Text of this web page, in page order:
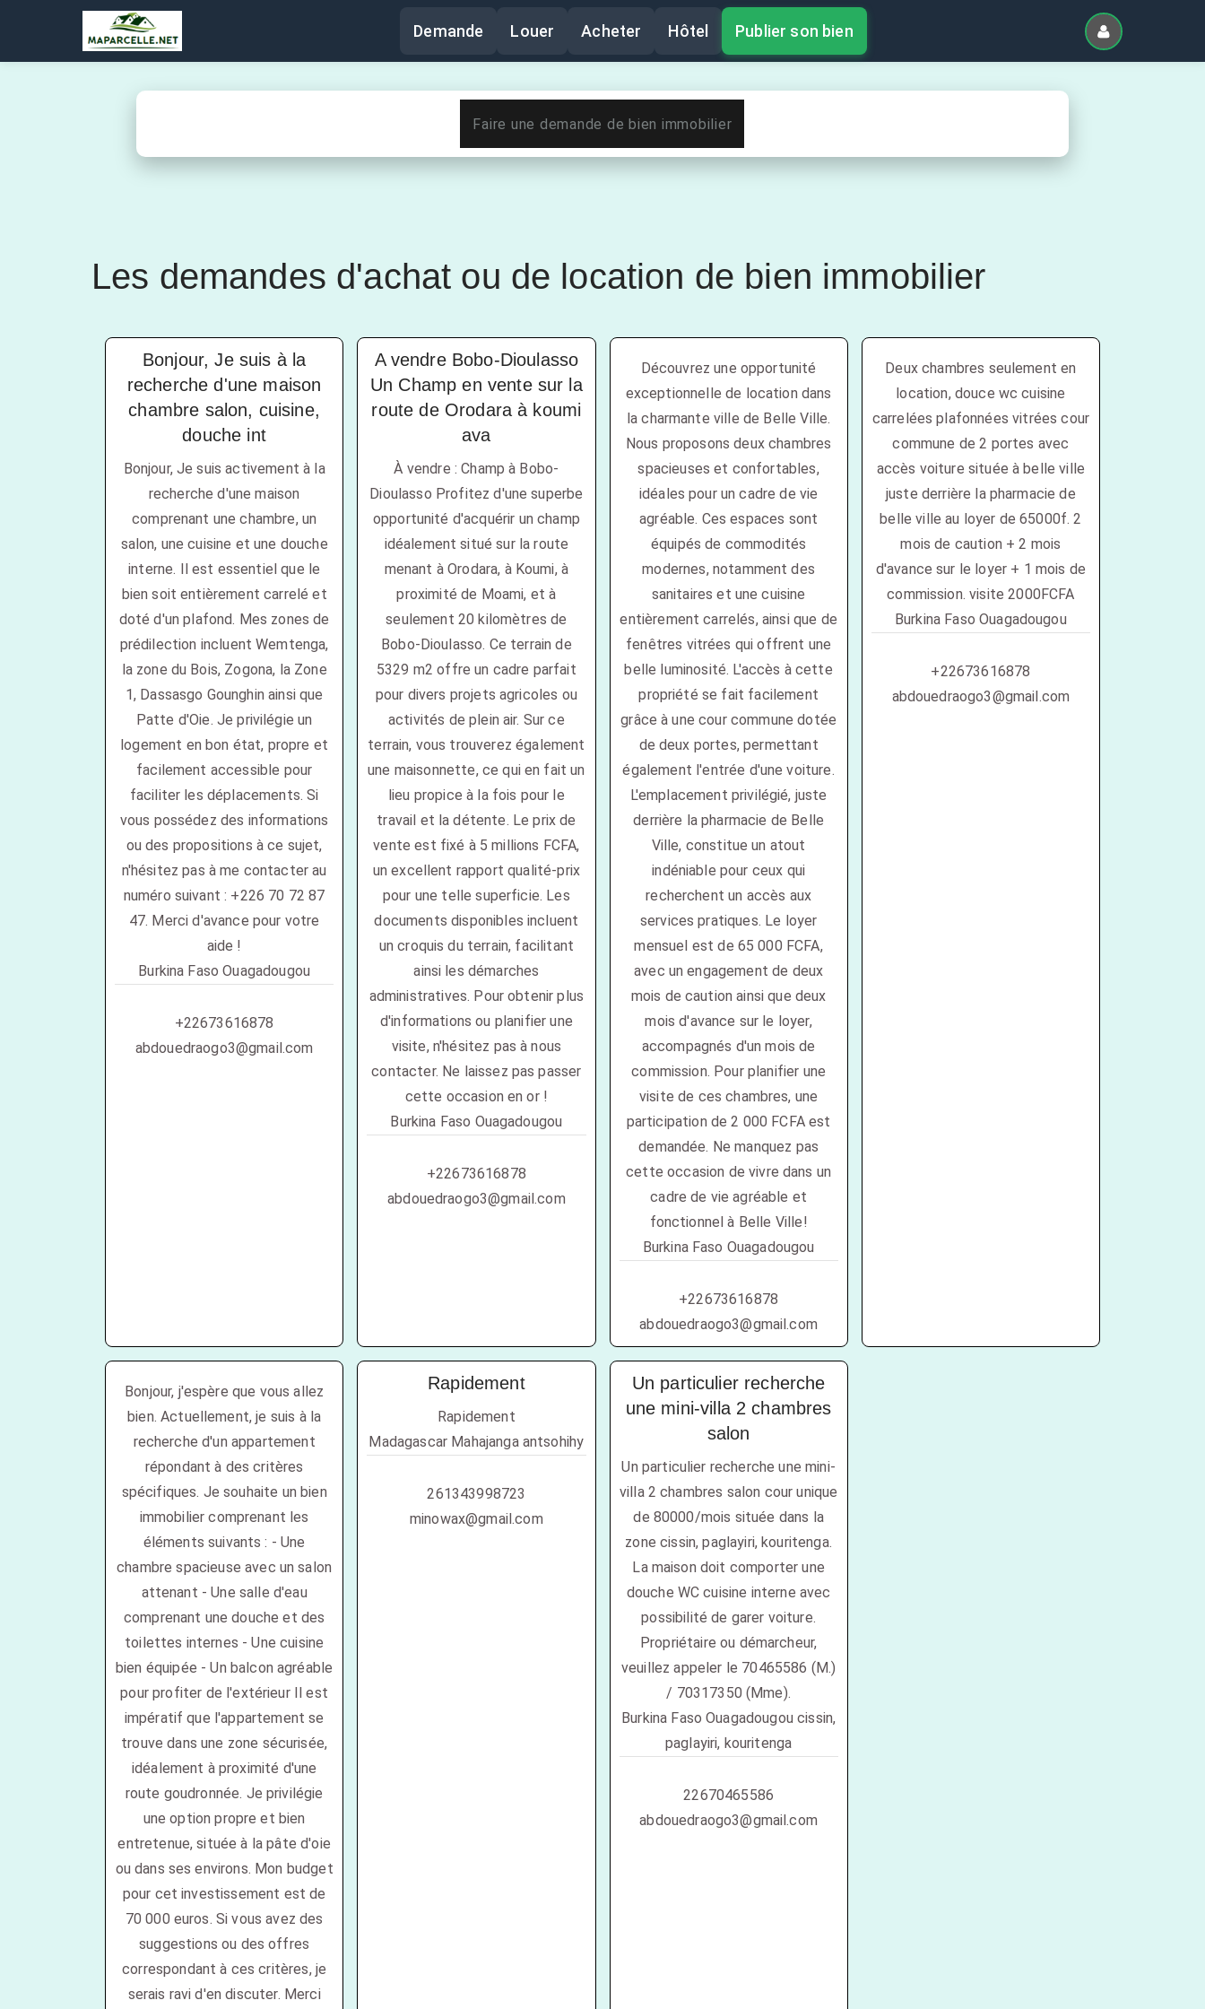
Demande Louer Acheter Hôtel Publier son bien
Faire une demande de bien immobilier
Les demandes d'achat ou de location de bien immobilier
Bonjour, Je suis à la
recherche d'une maison
chambre salon, cuisine,
douche int
Bonjour, Je suis activement à la
recherche d'une maison
comprenant une chambre, un
salon, une cuisine et une douche
interne. Il est essentiel que le
bien soit entièrement carrelé et
doté d'un plafond. Mes zones de
prédilection incluent Wemtenga,
la zone du Bois, Zogona, la Zone
1, Dassasgo Gounghin ainsi que
Patte d'Oie. Je privilégie un
logement en bon état, propre et
facilement accessible pour
faciliter les déplacements. Si
vous possédez des informations
ou des propositions à ce sujet,
n'hésitez pas à me contacter au
numéro suivant : +226 70 72 87
47. Merci d'avance pour votre
aide !
Burkina Faso Ouagadougou
+22673616878
abdouedraogo3@gmail.com
A vendre Bobo-Dioulasso
Un Champ en vente sur la
route de Orodara à koumi
ava
À vendre : Champ à Bobo-
Dioulasso Profitez d'une superbe
opportunité d'acquérir un champ
idéalement situé sur la route
menant à Orodara, à Koumi, à
proximité de Moami, et à
seulement 20 kilomètres de
Bobo-Dioulasso. Ce terrain de
5329 m2 offre un cadre parfait
pour divers projets agricoles ou
activités de plein air. Sur ce
terrain, vous trouverez également
une maisonnette, ce qui en fait un
lieu propice à la fois pour le
travail et la détente. Le prix de
vente est fixé à 5 millions FCFA,
un excellent rapport qualité-prix
pour une telle superficie. Les
documents disponibles incluent
un croquis du terrain, facilitant
ainsi les démarches
administratives. Pour obtenir plus
d'informations ou planifier une
visite, n'hésitez pas à nous
contacter. Ne laissez pas passer
cette occasion en or !
Burkina Faso Ouagadougou
+22673616878
abdouedraogo3@gmail.com
Découvrez une opportunité
exceptionnelle de location dans
la charmante ville de Belle Ville.
Nous proposons deux chambres
spacieuses et confortables,
idéales pour un cadre de vie
agréable. Ces espaces sont
équipés de commodités
modernes, notamment des
sanitaires et une cuisine
entièrement carrelés, ainsi que de
fenêtres vitrées qui offrent une
belle luminosité. L'accès à cette
propriété se fait facilement
grâce à une cour commune dotée
de deux portes, permettant
également l'entrée d'une voiture.
L'emplacement privilégié, juste
derrière la pharmacie de Belle
Ville, constitue un atout
indéniable pour ceux qui
recherchent un accès aux
services pratiques. Le loyer
mensuel est de 65 000 FCFA,
avec un engagement de deux
mois de caution ainsi que deux
mois d'avance sur le loyer,
accompagnés d'un mois de
commission. Pour planifier une
visite de ces chambres, une
participation de 2 000 FCFA est
demandée. Ne manquez pas
cette occasion de vivre dans un
cadre de vie agréable et
fonctionnel à Belle Ville!
Burkina Faso Ouagadougou
+22673616878
abdouedraogo3@gmail.com
Deux chambres seulement en
location, douce wc cuisine
carrelées plafonnées vitrées cour
commune de 2 portes avec
accès voiture située à belle ville
juste derrière la pharmacie de
belle ville au loyer de 65000f. 2
mois de caution + 2 mois
d'avance sur le loyer + 1 mois de
commission. visite 2000FCFA
Burkina Faso Ouagadougou
+22673616878
abdouedraogo3@gmail.com
Bonjour, j'espère que vous allez
bien. Actuellement, je suis à la
recherche d'un appartement
répondant à des critères
spécifiques. Je souhaite un bien
immobilier comprenant les
éléments suivants : - Une
chambre spacieuse avec un salon
attenant - Une salle d'eau
comprenant une douche et des
toilettes internes - Une cuisine
bien équipée - Un balcon agréable
pour profiter de l'extérieur Il est
impératif que l'appartement se
trouve dans une zone sécurisée,
idéalement à proximité d'une
route goudronnée. Je privilégie
une option propre et bien
entretenue, située à la pâte d'oie
ou dans ses environs. Mon budget
pour cet investissement est de
70 000 euros. Si vous avez des
suggestions ou des offres
correspondant à ces critères, je
serais ravi d'en discuter. Merci
Rapidement
Rapidement
Madagascar Mahajanga antsohihy
261343998723
minowax@gmail.com
Un particulier recherche
une mini-villa 2 chambres
salon
Un particulier recherche une mini-
villa 2 chambres salon cour unique
de 80000/mois située dans la
zone cissin, paglayiri, kouritenga.
La maison doit comporter une
douche WC cuisine interne avec
possibilité de garer voiture.
Propriétaire ou démarcheur,
veuillez appeler le 70465586 (M.)
/ 70317350 (Mme).
Burkina Faso Ouagadougou cissin,
paglayiri, kouritenga
22670465586
abdouedraogo3@gmail.com